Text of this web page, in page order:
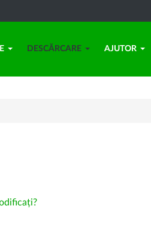
DESCĂRCARE AJUTOR